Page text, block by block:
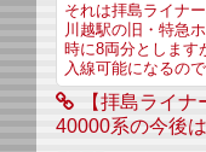
それは拝島ライナ
川越駅の旧・特急
時に8両分とします
入線可能になるの
【拝島ライ
40000系の今後